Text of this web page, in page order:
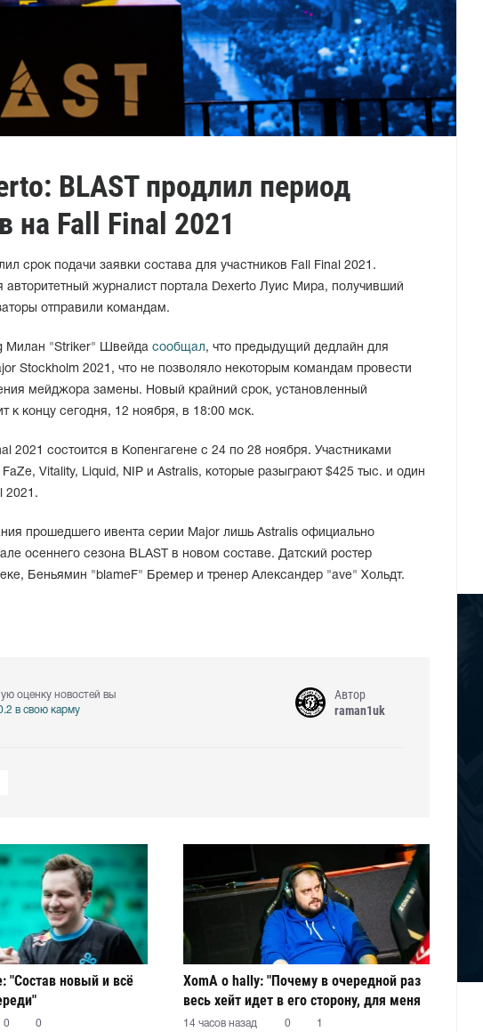
BLAST продлил период
на Fall Final 2021
срок подачи заявки состава для участников Fall Final 2021.
журналист портала Dexerto Луис Мира, получивший
отправили командам.
Милан "Striker" Швейда сообщал, что предыдущий дедлайн для
Stockholm 2021, что не позволяло некоторым командам провести
мейджора замены. Новый крайний срок, установленный
к концу сегодня, 12 ноября, в 18:00 мск.
2021 состоится в Копенгагене с 24 по 28 ноября. Участниками
Vitality, Liquid, NIP и Astralis, которые разыграют $425 тыс. и один
2021.
прошедшего ивента серии Major лишь Astralis официально
осеннего сезона BLAST в новом составе. Датский ростер
Беньямин "blameF" Бремер и тренер Александер "ave" Хольдт.
оценку новостей вы
в свою карму
Автор
raman1uk
"Состав новый и всё
0 0
XomA о hally: "Почему в очередной раз
весь хейт идет в его сторону, для меня
остается загадкой"
14 часов назад 0 1